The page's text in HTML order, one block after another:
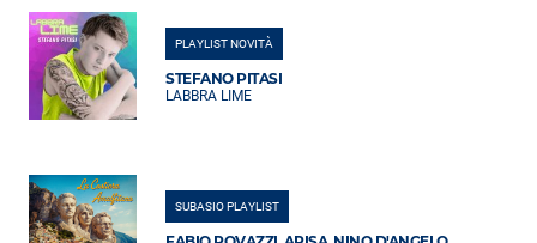
PLAYLIST NOVITÀ
STEFANO PITASI
LABBRA LIME
SUBASIO PLAYLIST